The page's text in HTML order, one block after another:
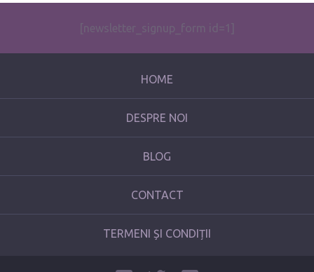
[newsletter_signup_form id=1]
HOME
DESPRE NOI
BLOG
CONTACT
TERMENI ȘI CONDIȚII